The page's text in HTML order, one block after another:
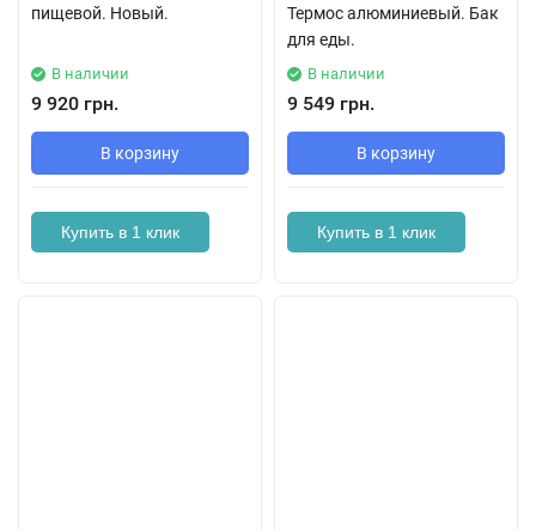
пищевой. Новый.
В наличии
9 920 грн.
В корзину
Купить в 1 клик
Термос алюминиевый. Бак
для еды.
В наличии
9 549 грн.
В корзину
Купить в 1 клик